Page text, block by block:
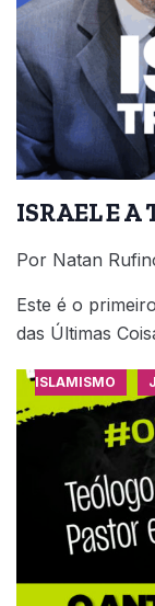
ISRAEL E A
Por Natan
Este é o
das Últimas
ISLAMISMO